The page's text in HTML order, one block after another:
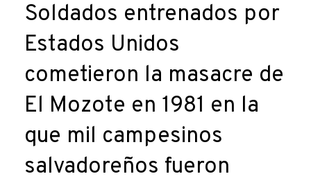
Soldados entrenados por
Estados Unidos
cometieron la masacre de
El Mozote en 1981 en la
que mil campesinos
salvadoreños fueron